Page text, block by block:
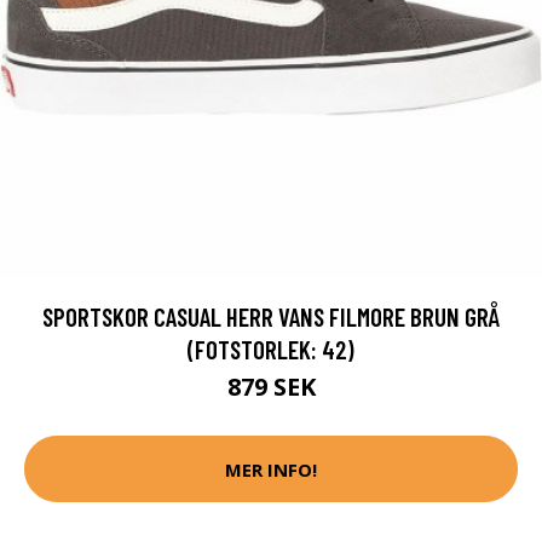
SPORTSKOR CASUAL HERR VANS FILMORE BRUN GRÅ
(FOTSTORLEK: 42)
879 SEK
MER INFO!